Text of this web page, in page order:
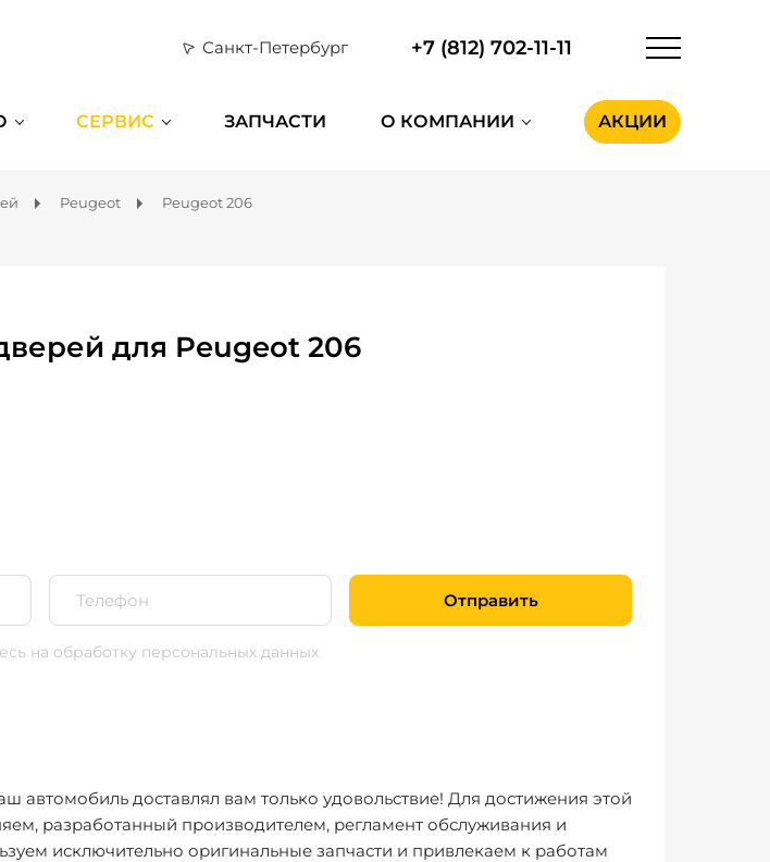
Санкт-Петербург +7 (812) 702-11-11
СЕРВИС ЗАПЧАСТИ О КОМПАНИИ АКЦИИ
Peugeot Peugeot 206
для Peugeot 206
Отправить
на обработку персональных данных
автомобиль доставлял вам только удовольствие! Для достижения этой
разработанный производителем, регламент обслуживания и
исключительно оригинальные запчасти и привлекаем к работам